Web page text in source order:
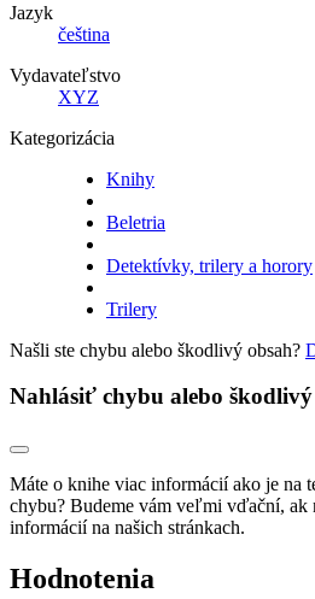
Jazyk
čeština
Vydavateľstvo
XYZ
Kategorizácia
Knihy
Beletria
Detektívky, trilery a horory
Trilery
Našli ste chybu alebo škodlivý obsah?
Nahlásiť chybu alebo škodlivý
Máte o knihe viac informácií ako je na
chybu? Budeme vám veľmi vďační, ak
informácií na našich stránkach.
Hodnotenia